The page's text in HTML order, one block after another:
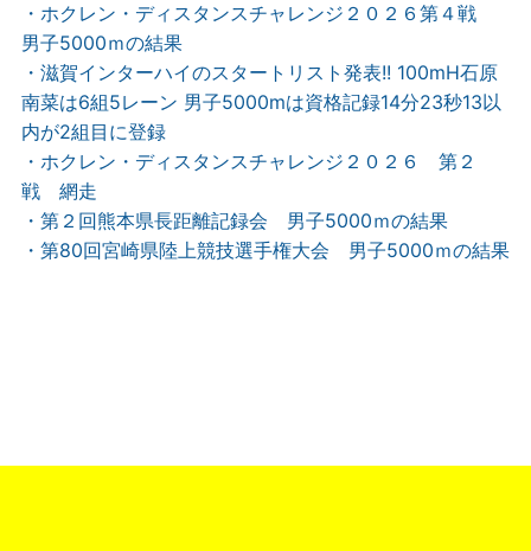
・ホクレン・ディスタンスチャレンジ２０２６第４戦
男子5000ｍの結果
・滋賀インターハイのスタートリスト発表!! 100mH石原
南菜は6組5レーン 男子5000mは資格記録14分23秒13以
内が2組目に登録
・ホクレン・ディスタンスチャレンジ２０２６ 第２
戦 網走
・第２回熊本県長距離記録会 男子5000ｍの結果
・第80回宮崎県陸上競技選手権大会 男子5000ｍの結果